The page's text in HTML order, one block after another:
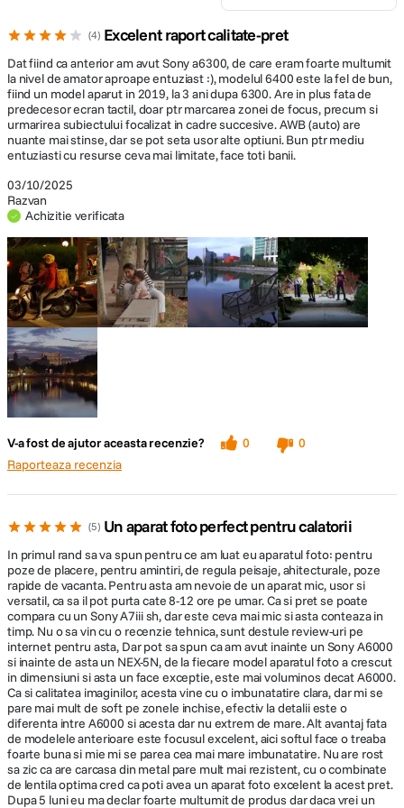
Un nou algoritm de recunoastere a subiectului proceseaza informatiile
spatiale in functie de culoare, distanta fata de subiect, model
real.
Tranzitii
rapide intre
corp, fata si
ochi
Cand fotografiati o
persoana indepartata
aflata in miscare,
sistemul de urmarire
captureaza intregul
focalizare se va schimba
functie de
comportamentul
subiectului.
Pur si simplu
atingeti si
subiectul doar atingand
monitorul. Camera va
pentru fotografii sau
Urmarirea in
timp real
sportive si alte situatii in
care subiectii se misca
diferenta intre
surprinderea unui
moment important sau
dramatic si ratarea
acestuia.
Bucurati-va de imagini superbe, remarcabil de detaliate
Gratie senzorului mare si celui mai nou motor de procesare a imaginilor,
puteti fotografia tot ceea ce intalniti in viata de zi cu zi, obtinand imagini
superbe si clare si culori naturale chiar si in conditii de iluminare scazuta.
Fluorescent (Warm White) Incandescent
Shade Underwater
Capacitate
rafala
Pana la 11 fps la 24.2 MP pana la 46 cadre
in format Raw Pana la 11 fps la 24.2 MP
pana la 116 cadre in format JPEG Pana la
11 fps la 24.2 MP for up to 115 cadre in
format JPEG Pana la 11 fps la 24.2 MP for
up to 99 cadre in format JPEG
Capacitate
inregistrare foto
Temporizator 2, 5, 10 secunde
Blit integrat Da
Patina blit
extern
SPECIFICATII VIDEO:
Inregistrare
video
3840 x 2160p la 24/25/30 fps (100 Mb/s
100/120 fps (60 Mb/s XAVC S) 1920 x
1080 la 24/25/30/50/60 fps (50 Mb/s
XAVC S) 1920 x 1080 la 50/60 fps (25
Mb/s XAVC S) 1920 x 1080 la 25/30 fps
(16 Mb/s XAVC S) 1280 x 720 la 100/120
fps (50 Mb/s XAVC S) 1920 x 1080p la
50/60 fps (28 Mb/s AVCHD) 1920 x 1080p
la 24/25 fps (24 Mb/s AVCHD) 1920 x
1080p la 24/25 fps (17 Mb/s AVCHD)
1920 x 1080i la 50/60 fps (24 Mb/s
AVCHD) 1920 x 1080i la 50/60 fps (17
Mb/s AVCHD) 1920 x 1080p la 50/60 fps
(28 Mb/s MP4) 1920 x 1080p la 25/30 fps
(16 Mb/s MP4) 1440 x 1080 la 25/30 fps
(MP4) 1280 x 720p la 25/30 fps (6 Mb/s
MP4) 640 x 480 la 25/30 fps
4 Excelent raport calitate-pret
03/10/2025
Razvan
Achizitie verificata
Dat fiind ca anterior am avut Sony a6300, de care eram foarte multumit
la nivel de amator aproape entuziast :), modelul 6400 este la fel de bun,
fiind un model aparut in 2019, la 3 ani dupa 6300. Are in plus fata de
predecesor ecran tactil, doar ptr marcarea zonei de focus, precum si
urmarirea subiectului focalizat in cadre succesive. AWB (auto) are
nuante mai stinse, dar se pot seta usor alte optiuni. Bun ptr mediu
entuziasti cu resurse ceva mai limitate, face toti banii.
V-a fost de ajutor aceasta recenzie? 0
0
Raporteaza recenzia
5 Un aparat foto perfect pentru calatorii
In primul rand sa va spun pentru ce am luat eu aparatul foto: pentru
poze de placere, pentru amintiri, de regula peisaje, ahitecturale, poze
rapide de vacanta. Pentru asta am nevoie de un aparat mic, usor si
versatil, ca sa il pot purta cate 8-12 ore pe umar. Ca si pret se poate
compara cu un Sony A7iii sh, dar este ceva mai mic si asta conteaza in
timp. Nu o sa vin cu o recenzie tehnica, sunt destule review-uri pe
internet pentru asta, Dar pot sa spun ca am avut inainte un Sony A6000
si inainte de asta un NEX-5N, de la fiecare model aparatul foto a crescut
in dimensiuni si asta un face exceptie, este mai voluminos decat A6000.
Ca si calitatea imaginilor, acesta vine cu o imbunatatire clara, dar mi se
pare mai mult de soft pe zonele inchise, efectiv la detalii este o
diferenta intre A6000 si acesta dar nu extrem de mare. Alt avantaj fata
de modelele anterioare este focusul excelent, aici softul face o treaba
foarte buna si mie mi se parea cea mai mare imbunatatire. Nu are rost
sa zic ca are carcasa din metal pare mult mai rezistent, cu o combinate
de lentila optima cred ca poti avea un aparat foto excelent la acest pret.
Dupa 5 luni eu ma declar foarte multumit de produs dar daca vrei un